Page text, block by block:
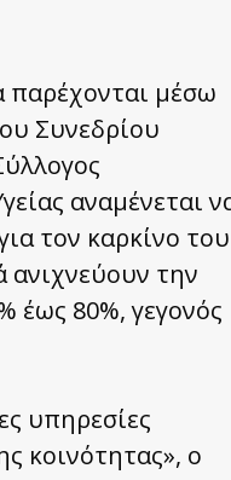
παρέχονται μέσω
Συνεδρίου
αναμένεται
τον καρκίνο του
ανιχνεύουν την
έως 80%, γεγονός
υπηρεσίες
κοινότητας», ο